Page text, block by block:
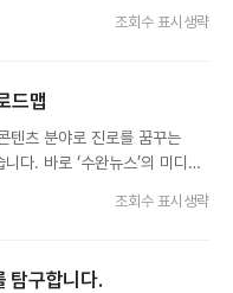
조회수 표시생략
드맵
텐츠 분야로 진로를 꿈꾸는
다. 바로 ‘수완뉴스’의 미디어/
조회수 표시생략
탐구합니다.